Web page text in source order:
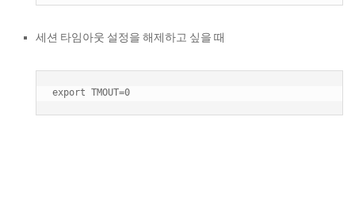
세션 타임아웃 설정을 해제하고 싶을 때